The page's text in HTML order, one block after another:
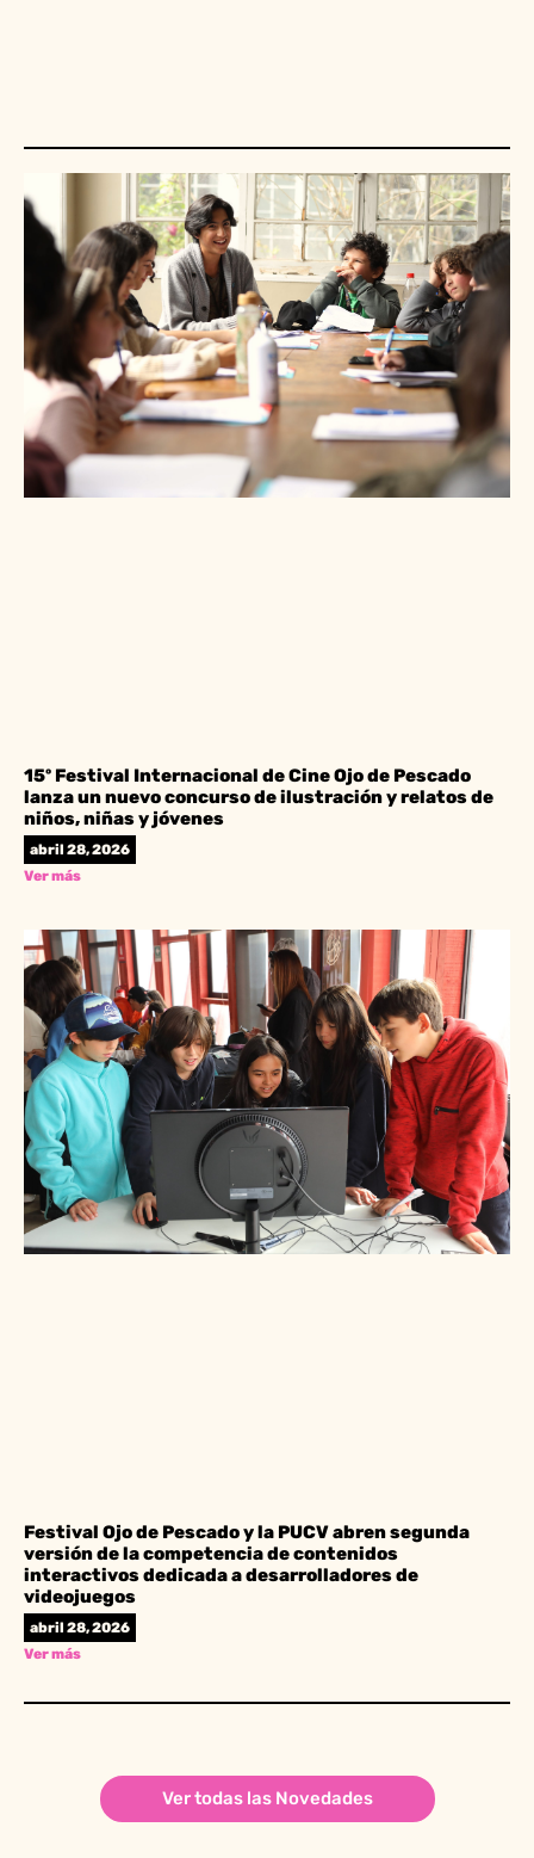
15º Festival Internacional de Cine Ojo de Pescado
lanza un nuevo concurso de ilustración y relatos de
niños, niñas y jóvenes
abril 28, 2026
Ver más
Festival Ojo de Pescado y la PUCV abren segunda
versión de la competencia de contenidos
interactivos dedicada a desarrolladores de
videojuegos
abril 28, 2026
Ver más
Ver todas las Novedades